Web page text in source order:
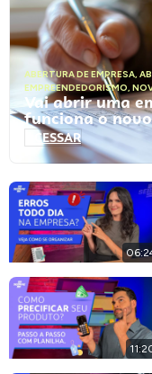
ABERTURA DE EMPRESA,
EMPREENDEDORISMO,
Vai abrir uma
funciona o
ACESSAR